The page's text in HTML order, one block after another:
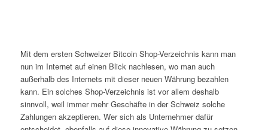
Mit dem ersten Schweizer Bitcoin Shop-Verzeichnis kann man
nun im Internet auf einen Blick nachlesen, wo man auch
außerhalb des Internets mit dieser neuen Währung bezahlen
kann. Ein solches Shop-Verzeichnis ist vor allem deshalb
sinnvoll, weil immer mehr Geschäfte in der Schweiz solche
Zahlungen akzeptieren. Wer sich als Unternehmer dafür